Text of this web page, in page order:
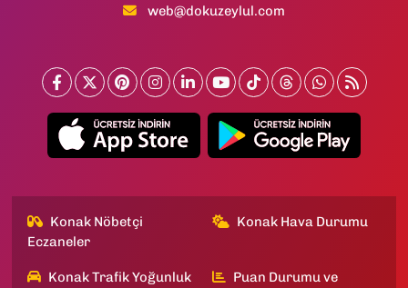
web@dokuzeylul.com
Konak Nöbetçi
Eczaneler
Konak Hava Durumu
Konak Trafik Yoğunluk
Puan Durumu ve